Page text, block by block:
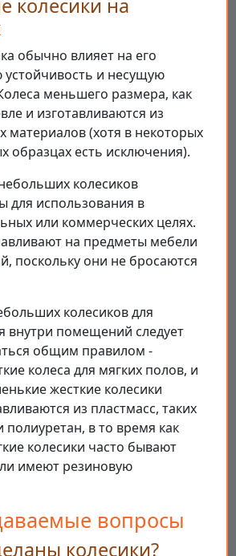
колесики на
обычно влияет на его
и несущую
меньшего размера, как
и изготавливаются из
материалов (хотя в некоторых
есть исключения).
колесиков
для использования в
или коммерческих целях.
на предметы мебели
поскольку они не бросаются
колесиков для
внутри помещений следует
общим правилом -
колеса для мягких полов, и
жесткие колесики
из пластмасс, таких
полиуретан, в то время как
колесики часто бывают
имеют резиновую
вопросы
колесики?